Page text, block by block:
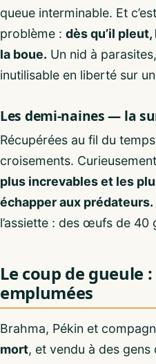
queue interminable. Et
problème : dès qu’il
la boue. Un nid à
inutilisable en liberté sur
Les demi-naines — la
Récupérées au fil du
croisements.
plus increvables et les
échapper aux prédateurs.
l’assiette : des œufs de 40
Le coup de gueule
emplumées
Brahma, Pékin et
mort, et vendu à des gens